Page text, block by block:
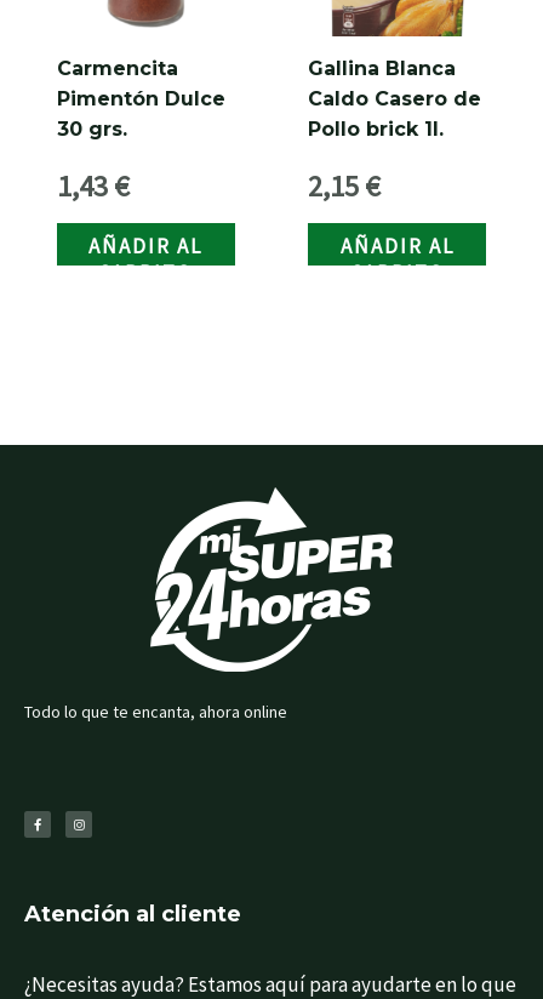
Carmencita
Pimentón Dulce
30 grs.
1,43€
AÑADIR AL
CARRITO
Gallina Blanca
Caldo Casero de
Pollo brick 1l.
2,15€
AÑADIR AL
CARRITO
Todo lo que te encanta, ahora online
c
e
b
s
t
a
Atención al cliente
¿Necesitas ayuda? Estamos aquí para ayudarte en lo que